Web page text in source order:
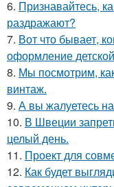
6. Признавайтесь,
раздражают?
7. Вот что бывает,
оформление
8. Мы посмотрим,
винтаж.
9. А вы жалуетесь
10. В Швеции
целый день.
11. Проект для
12. Как будет